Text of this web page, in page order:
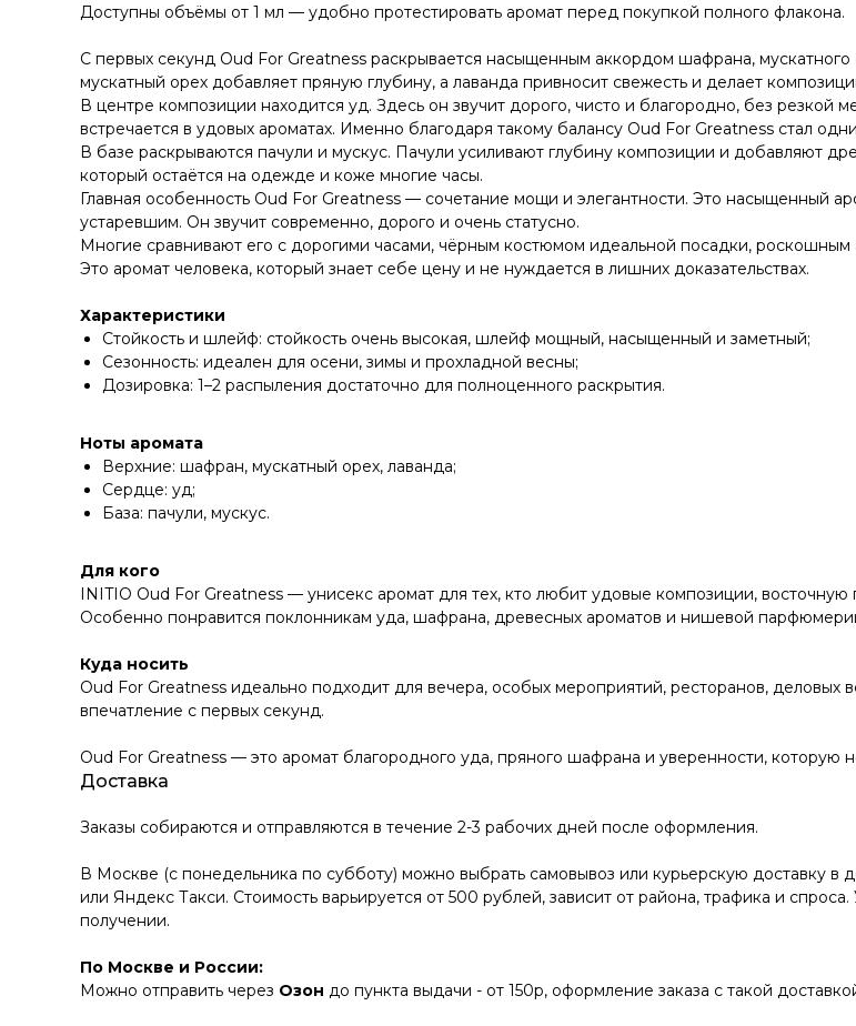
Доступны объёмы от 1 мл — удобно протестировать аромат перед покупкой полного флакона.
С первых секунд Oud For Greatness раскрывается насыщенным аккордом шафрана,
мускатный орех добавляет пряную глубину, а лаванда привносит свежесть и делает
В центре композиции находится уд. Здесь он звучит дорого, чисто и благородно, без резкой
встречается в удовых ароматах. Именно благодаря такому балансу Oud For Greatness стал
В базе раскрываются пачули и мускус. Пачули усиливают глубину композиции и добавляют
который остаётся на одежде и коже многие часы.
Главная особенность Oud For Greatness — сочетание мощи и элегантности. Это насыщенный
устаревшим. Он звучит современно, дорого и очень статусно.
Многие сравнивают его с дорогими часами, чёрным костюмом идеальной посадки,
Это аромат человека, который знает себе цену и не нуждается в лишних доказательствах.
Характеристики
Стойкость и шлейф: стойкость очень высокая, шлейф мощный, насыщенный и заметный;
Сезонность: идеален для осени, зимы и прохладной весны;
Дозировка: 1–2 распыления достаточно для полноценного раскрытия.
Ноты аромата
Верхние: шафран, мускатный орех, лаванда;
Сердце: уд;
База: пачули, мускус.
Для кого
INITIO Oud For Greatness — унисекс аромат для тех, кто любит удовые композиции,
Особенно понравится поклонникам уда, шафрана, древесных ароматов и нишевой
Куда носить
Oud For Greatness идеально подходит для вечера, особых мероприятий, ресторанов, деловых
впечатление с первых секунд.
Oud For Greatness — это аромат благородного уда, пряного шафрана и уверенности, которую
Доставка
Заказы собираются и отправляются в течение 2-3 рабочих дней после оформления.
В Москве (с понедельника по субботу) можно выбрать самовывоз или курьерскую доставку в
или Яндекс Такси. Стоимость варьируется от 500 рублей, зависит от района, трафика и
получении.
По Москве и России:
Можно отправить через Озон до пункта выдачи - от 150р, оформление заказа с такой